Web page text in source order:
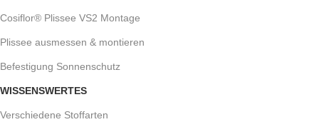
Cosiflor® Plissee VS2 Montage
Plissee ausmessen & montieren
Befestigung Sonnenschutz
WISSENSWERTES
Verschiedene Stoffarten